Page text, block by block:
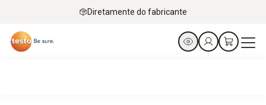
Diretamente do fabricante